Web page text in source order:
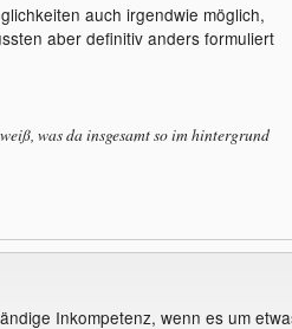
auch irgendwie möglich,
aber definitiv anders formuliert
was da insgesamt so im hintergrund
Inkompetenz, wenn es um